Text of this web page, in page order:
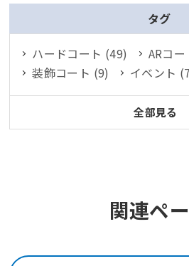
タグ
ハードコート (49)
ARコ
装飾コート (9)
イベント
全部見る
関連ペ